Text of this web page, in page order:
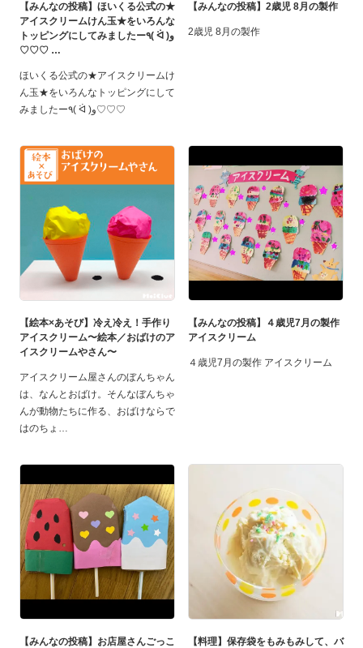
【みんなの投稿】ほいくる公式の★
アイスクリームけん玉★をいろんな
トッピングにしてみましたー٩( ᐛ )و
♡♡♡
ほいくる公式の★アイスクリームけ
ん玉★をいろんなトッピングにして
みましたー٩( ᐛ )و♡♡♡
【みんなの投稿】2歳児 8月の製作
2歳児 8月の製作
【絵本×あそび】冷え冷え！手作り
アイスクリーム〜絵本／おばけのア
イスクリームやさん〜
アイスクリーム屋さんのぼんちゃん
は、なんとおばけ。そんなぼんちゃ
んが動物たちに作る、おばけならで
はのちょ
【みんなの投稿】４歳児7月の製作
アイスクリーム
４歳児7月の製作 アイスクリーム
【みんなの投稿】お店屋さんごっこ 【料理】保存袋をもみもみして、バ